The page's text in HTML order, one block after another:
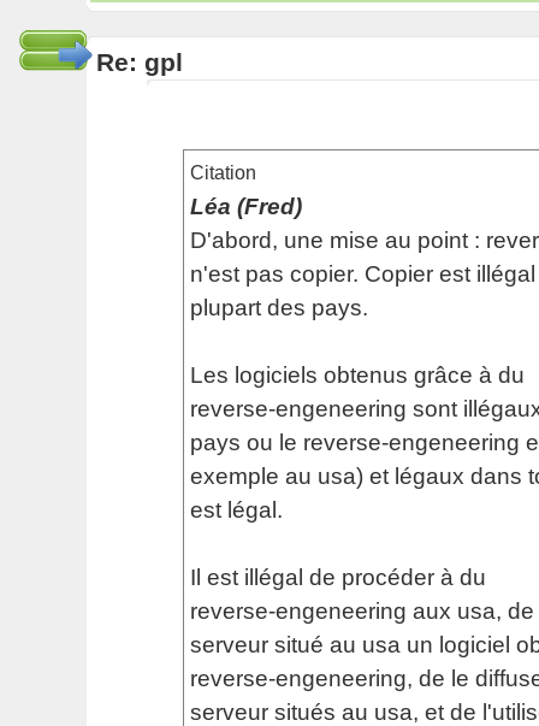
Re: gpl
Citation
Léa (Fred)
D'abord, une mise au point :
n'est pas copier. Copier est
plupart des pays.
Les logiciels obtenus grâce à du
reverse-engeneering sont
pays ou le reverse-engeneering
exemple au usa) et légaux dans
est légal.
Il est illégal de procéder à du
reverse-engeneering aux usa,
serveur situé au usa un logiciel
reverse-engeneering, de le
serveur situés au usa, et de